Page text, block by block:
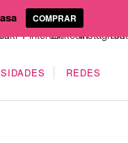
REDES
COMPRAR